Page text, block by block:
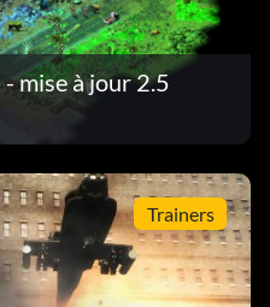
mise à jour 2.5
Trainers